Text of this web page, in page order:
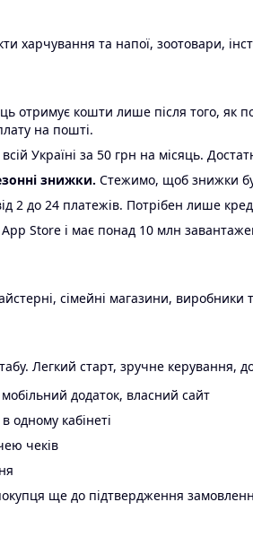
харчування та напої, зоотовари,
отримує кошти лише після того, як
на пошті.
Україні за 50 грн на місяць.
знижки. Стежимо, щоб знижки
2 до 24 платежів. Потрібен лише
Store і має понад 10 млн
сімейні магазини, виробники
Легкий старт, зручне керування,
додаток, власний сайт
одному кабінеті
чеків
ще до підтвердження